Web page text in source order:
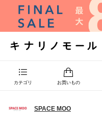
カテゴリ お買いもの
SPACE MOO